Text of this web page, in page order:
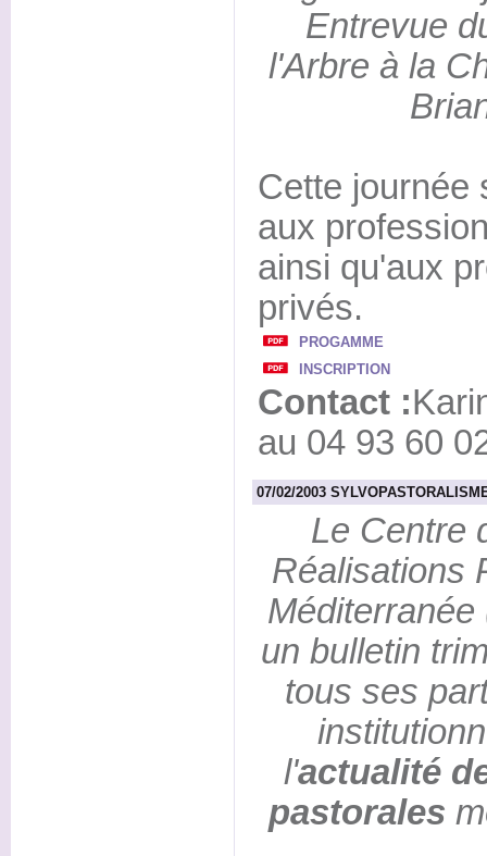
Entrevue
l'Arbre à la
Cette journée
aux
ainsi qu'aux
privés.
PROGAMME
INSCRIPTION
Contact :
au 04 93 60
07/02/2003
Le Centre
Réalisations
un bulletin
tous ses
l'actualité
pastorales